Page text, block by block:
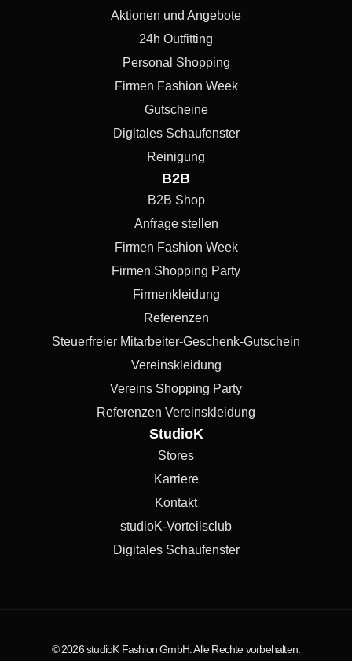
Aktionen und Angebote
24h Outfitting
Personal Shopping
Firmen Fashion Week
Gutscheine
Digitales Schaufenster
Reinigung
B2B
B2B Shop
Anfrage stellen
Firmen Fashion Week
Firmen Shopping Party
Firmenkleidung
Referenzen
Steuerfreier Mitarbeiter-Geschenk-Gutschein
Vereinskleidung
Vereins Shopping Party
Referenzen Vereinskleidung
StudioK
Stores
Karriere
Kontakt
studioK-Vorteilsclub
Digitales Schaufenster
© 2026 studioK Fashion GmbH. Alle Rechte vorbehalten.